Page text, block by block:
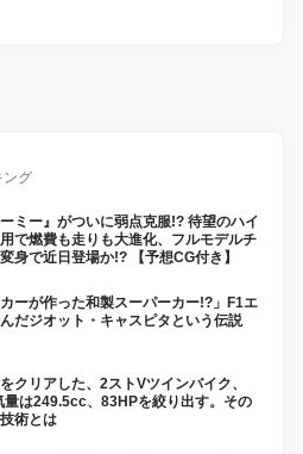
ング
ーミー』がついに弱点克服!? 待望のハイ
で燃費も走りも大進化、フルモデルチ
身で近日登場か!? 【予想CG付き】
カーが作った和製スーパーカー!?」F1エ
だジオット・キャスピタという伝説
クリアした、2ストVツインバイク、
量は249.5cc、83HPを絞り出す。その
術とは